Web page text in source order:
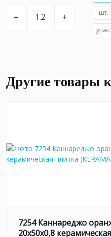
– + шт.
упак.
Другие товары
7254 Каннареджо
20x50x0,8